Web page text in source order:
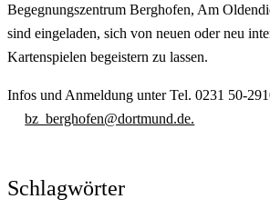
Begegnungszentrum Berghofen, Am
sind eingeladen, sich von neuen oder neu
Kartenspielen begeistern zu lassen.
Infos und Anmeldung unter Tel. 0231 50-
bz_berghofen@dortmund.de.
Schlagwörter